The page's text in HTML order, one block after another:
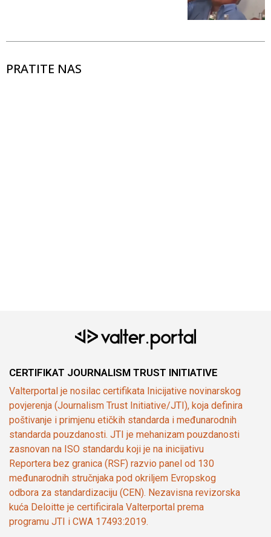
PRATITE NAS
CERTIFIKAT JOURNALISM TRUST INITIATIVE
Valterportal je nosilac certifikata Inicijative novinarskog
povjerenja (Journalism Trust Initiative/JTI), koja definira
poštivanje i primjenu etičkih standarda i međunarodnih
standarda pouzdanosti. JTI je mehanizam pouzdanosti
zasnovan na ISO standardu koji je na inicijativu
Reportera bez granica (RSF) razvio panel od 130
međunarodnih stručnjaka pod okriljem Evropskog
odbora za standardizaciju (CEN). Nezavisna revizorska
kuća Deloitte je certificirala Valterportal prema
programu JTI i CWA 17493:2019.